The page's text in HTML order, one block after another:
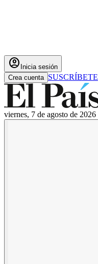
account_circle Inicia sesión
Crea cuenta SUSCRÍBETE
viernes, 7 de agosto de 2026